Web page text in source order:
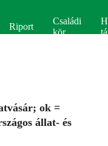
Riport
Családi
kör
ok =
állat- és